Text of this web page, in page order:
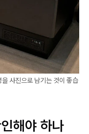
사진으로 남기는 것이 좋습
해야 하나